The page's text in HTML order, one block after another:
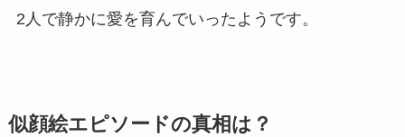
2人で静かに愛を育んでいったようです。
似顔絵エピソードの真相は？